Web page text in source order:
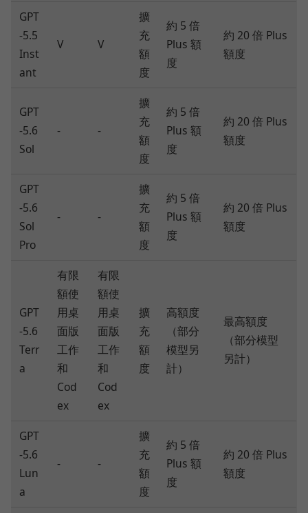
GPT
-5.5
Inst
ant
V V
擴
充
額
度
約 5 倍
Plus 額
度
約 20 倍 Plus
額度
GPT
-5.6
Sol
- -
擴
充
額
度
約 5 倍
Plus 額
度
約 20 倍 Plus
額度
GPT
-5.6
Sol
Pro
- -
擴
充
額
度
約 5 倍
Plus 額
度
約 20 倍 Plus
額度
GPT
-5.6
Terr
a
有限
額使
用桌
面版
工作
和
Cod
ex
有限
額使
用桌
面版
工作
和
Cod
ex
擴
充
額
度
高額度
（部分
模型另
計）
最高額度
（部分模型
另計）
GPT
-5.6
Lun
a
- -
擴
充
額
度
約 5 倍
Plus 額
度
約 20 倍 Plus
額度